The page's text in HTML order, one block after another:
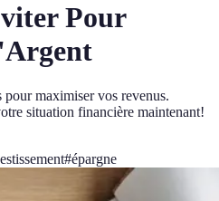
Pour
pour maximiser vos revenus.
situation financière maintenant!
#épargne